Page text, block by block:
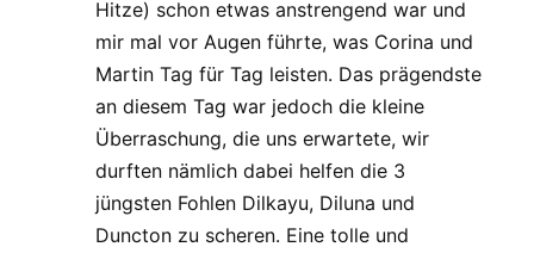
Hitze) schon etwas anstrengend war und
mir mal vor Augen führte, was Corina und
Martin Tag für Tag leisten. Das prägendste
an diesem Tag war jedoch die kleine
Überraschung, die uns erwartete, wir
durften nämlich dabei helfen die 3
jüngsten Fohlen Dilkayu, Diluna und
Duncton zu scheren. Eine tolle und